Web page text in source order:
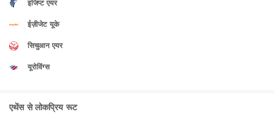
इजिप्ट एयर
ईज़ीजेट यूके
सिचुआन एयर
यूरोविंग्स
एथेंस से लोकप्रिय रूट